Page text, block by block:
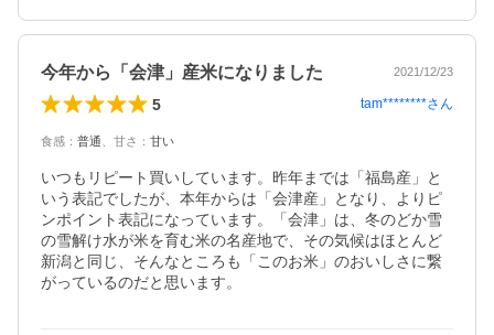
今年から「会津」産米になりました 2021/12/23
5 tam********さん
食感 ： 普通 甘さ ： 甘い
いつもリピート買いしています。昨年までは「福島産」と
いう表記でしたが、本年からは「会津産」となり、よりピ
ンポイント表記になっています。「会津」は、冬のどか雪
の雪解け水が米を育む米の名産地で、その気候はほとんど
新潟と同じ、そんなところも「このお米」のおいしさに繋
がっているのだと思います。